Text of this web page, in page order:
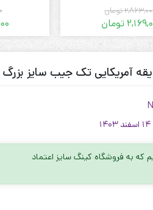
تومان
قیمت
اصلی:
بود.
تومان
قیمت
فعلی:
آمریکایی تک جیب سایز بزرگ
14 اسفند 1403
که به فروشگاه کینگ سایز اعتماد